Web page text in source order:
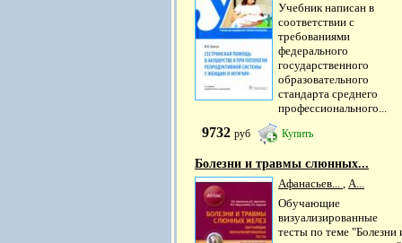
Учебник написан в
соответствии с
требованиями
федерального
государственного
образовательного
стандарта среднего
профессионального...
9732 руб Купить
Болезни и травмы слюнных...
Афанасьев... , А...
Обучающие
визуализированные
тесты по теме "Болезни